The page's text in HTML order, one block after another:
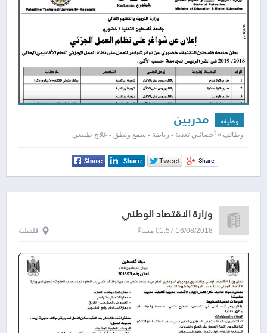
وظيفة مدربين
وظائف » أخصائيي تغذية - رياضة - سمع ونطق - علاج طبيعي
وزارة الاقتصاد الوطني
16/08/2018 01:57 مساءً قلقيلية